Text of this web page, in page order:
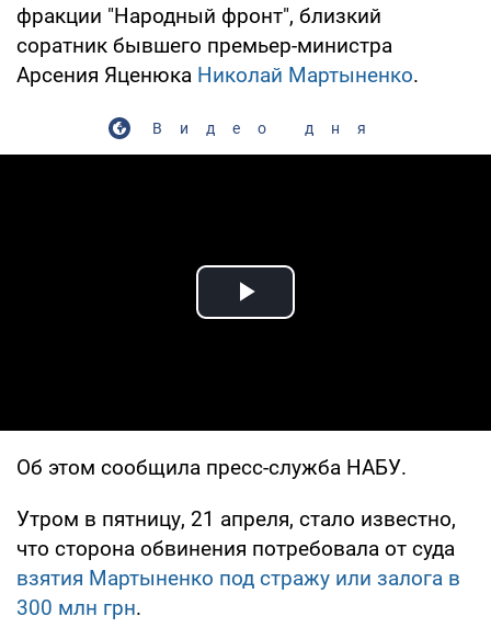
фракции "Народный фронт", близкий
соратник бывшего премьер-министра
Арсения Яценюка Николай Мартыненко.
Видео дня
Play Video
Об этом сообщила пресс-служба НАБУ.
Утром в пятницу, 21 апреля, стало известно,
что сторона обвинения потребовала от суда
взятия Мартыненко под стражу или залога в
300 млн грн.